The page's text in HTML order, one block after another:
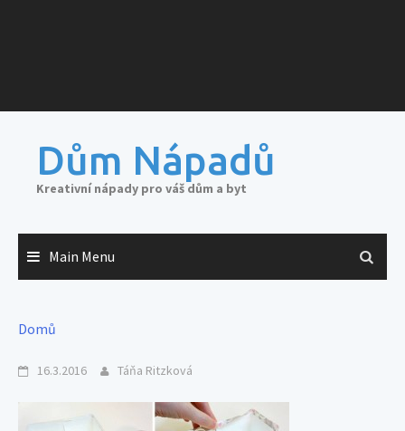
Dům Nápadů
Kreativní nápady pro váš dům a byt
Main Menu
Domů
16.3.2016 Táňa Ritzková